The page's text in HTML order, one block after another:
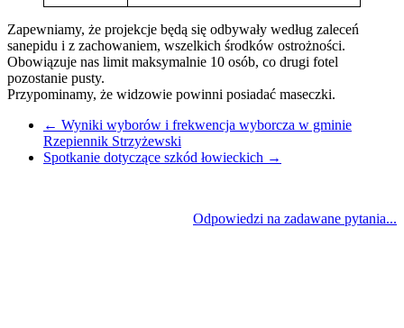
Zapewniamy, że projekcje będą się odbywały według zaleceń
sanepidu i z zachowaniem, wszelkich środków ostrożności.
Obowiązuje nas limit maksymalnie 10 osób, co drugi fotel
pozostanie pusty.
Przypominamy, że widzowie powinni posiadać maseczki.
← Wyniki wyborów i frekwencja wyborcza w gminie
Rzepiennik Strzyżewski
Spotkanie dotyczące szkód łowieckich →
Odpowiedzi na zadawane pytania...